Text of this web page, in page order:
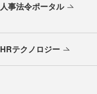
人事法令ポータル
HRテクノロジー